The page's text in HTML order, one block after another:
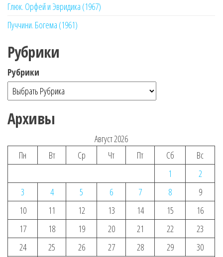
Глюк. Орфей и Эвридика (1967)
Пуччини. Богема (1961)
Рубрики
Рубрики
Архивы
Август 2026
Пн
Вт Ср Чт Пт Сб
Вс
1
2
3
4 5 6 7 8
9
10
11 12 13 14 15
16
17
18 19 20 21 22
23
24
25 26 27 28 29
30